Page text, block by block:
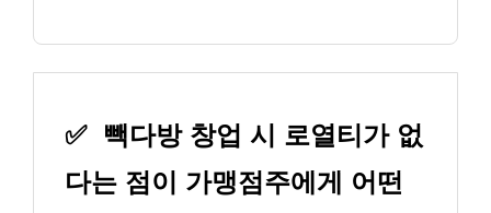
✅
빽다방 창업 시 로열티가 없
다는 점이 가맹점주에게 어떤